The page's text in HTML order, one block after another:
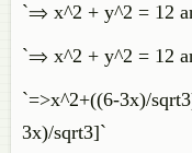
`⇒ x^2 + y^2 = 12
`⇒ x^2 + y^2 = 12
`=>x^2+((6-3x)/
3x)/sqrt3]`